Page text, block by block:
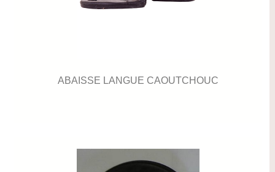
ABAISSE LANGUE CAOUTCHOUC